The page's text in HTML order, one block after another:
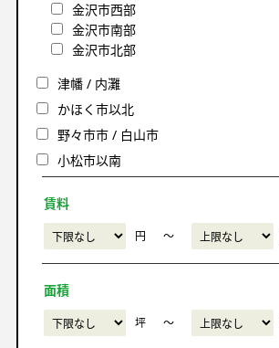
金沢市西部
金沢市南部
金沢市北部
津幡 / 内灘
かほく市以北
野々市市 / 白山市
小松市以南
賃料
円 〜
面積
坪 〜